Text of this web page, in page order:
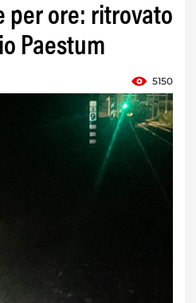
per ore: ritrovato
Paestum
5150